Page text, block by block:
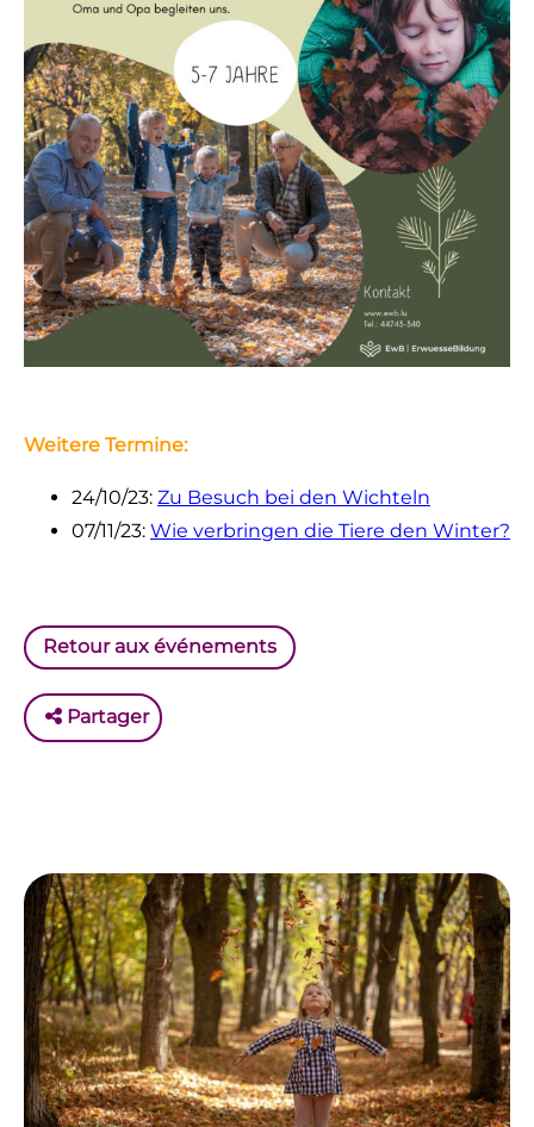
Weitere Termine:
24/10/23: Zu Besuch bei den Wichteln
07/11/23: Wie verbringen die Tiere den Winter?
Retour aux événements
Partager